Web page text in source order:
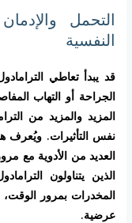
التحمل
النفسية
قد يبدأ تعاطي
الجراحة أو التهاب
المزيد والمزيد من
نفس التأثيرات. ويُعرف
العديد من الأدوية مع
الذين يتناولون
المخدرات بمرور
عرضية.